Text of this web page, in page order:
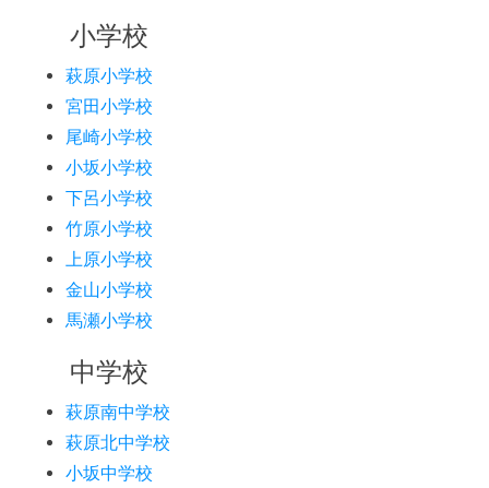
小学校
萩原小学校
宮田小学校
尾崎小学校
小坂小学校
下呂小学校
竹原小学校
上原小学校
金山小学校
馬瀬小学校
中学校
萩原南中学校
萩原北中学校
小坂中学校